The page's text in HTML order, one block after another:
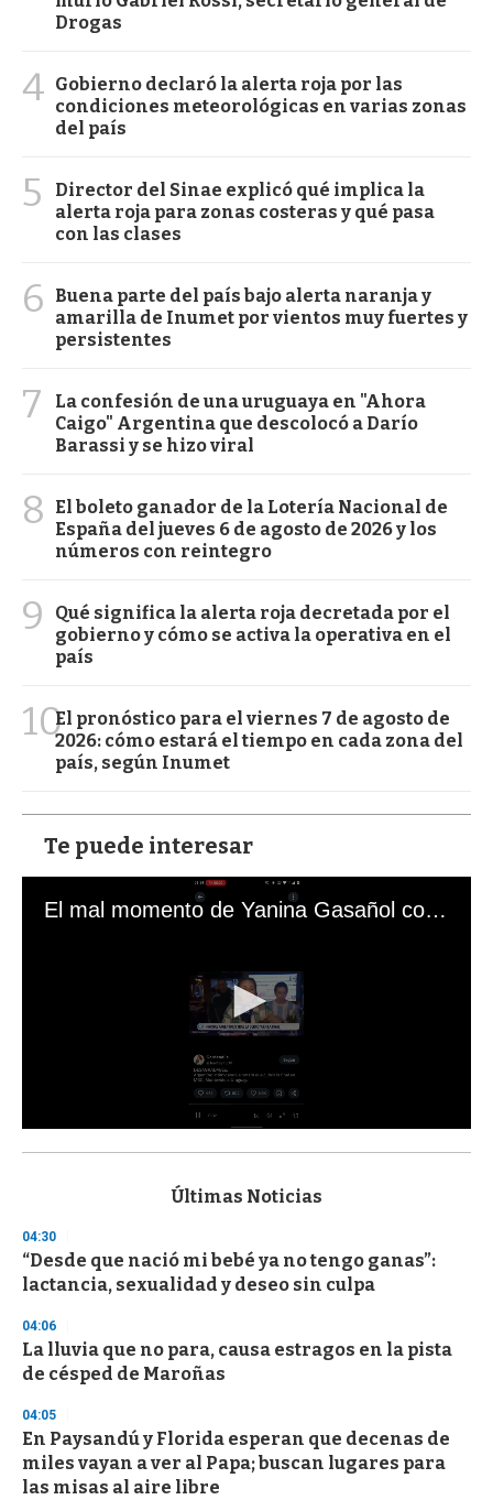
Drogas
4 Gobierno declaró la alerta roja por las
condiciones meteorológicas en varias zonas
del país
5
Director del Sinae explicó qué implica la
alerta roja para zonas costeras y qué pasa
con las clases
6
Buena parte del país bajo alerta naranja y
amarilla de Inumet por vientos muy fuertes y
persistentes
7
La confesión de una uruguaya en "Ahora
Caigo" Argentina que descolocó a Darío
Barassi y se hizo viral
8
El boleto ganador de la Lotería Nacional de
España del jueves 6 de agosto de 2026 y los
números con reintegro
9
Qué significa la alerta roja decretada por el
gobierno y cómo se activa la operativa en el
país
10El pronóstico para el viernes 7 de agosto de
2026: cómo estará el tiempo en cada zona del
país, según Inumet
Te puede interesar
El mal momento de Yanina Gasañol con un hincha argentino en "Subrayado"
s
d
s
o
f
3
s
e
c
n
d
Últimas Noticias
04:30
“Desde que nació mi bebé ya no tengo ganas”:
lactancia, sexualidad y deseo sin culpa
04:06
La lluvia que no para, causa estragos en la pista
de césped de Maroñas
04:05
En Paysandú y Florida esperan que decenas de
miles vayan a ver al Papa; buscan lugares para
las misas al aire libre